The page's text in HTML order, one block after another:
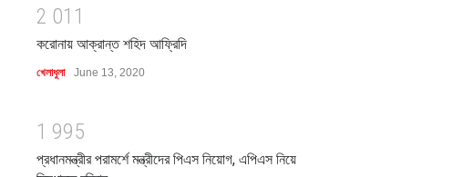
2 01 1
করোনায় আক্রান্ত শহিদ আফ্রিদি
খেলাধুলা June 13, 2020
1 995
প্রধানমন্ত্রীর পরামর্শে মন্ত্রীদের পিএস নিয়োগ, এপিএস নিয়ে